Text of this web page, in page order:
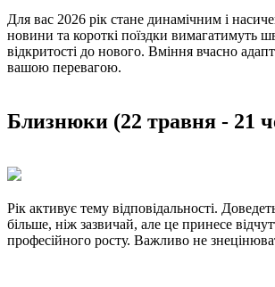
Для вас 2026 рік стане динамічним і
новини та короткі поїздки вимагатимуть
відкритості до нового. Вміння вчасно
вашою перевагою.
Близнюки (22 травня - 21
Рік активує тему відповідальності.
більше, ніж зазвичай, але це принесе
професійного росту. Важливо не